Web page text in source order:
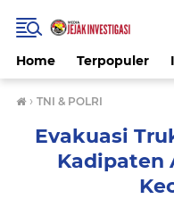
Home Terpopuler
› TNI & POLRI
Evakuasi
Kadipaten